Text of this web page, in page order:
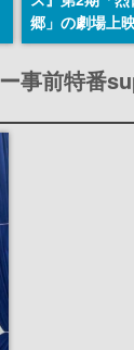
郷」の劇場上
レグ役・伊瀬
らが登壇する舞
実施
事前特番